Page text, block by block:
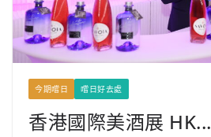
今期嚐日 嚐日好去處
香港國際美酒展 HK...